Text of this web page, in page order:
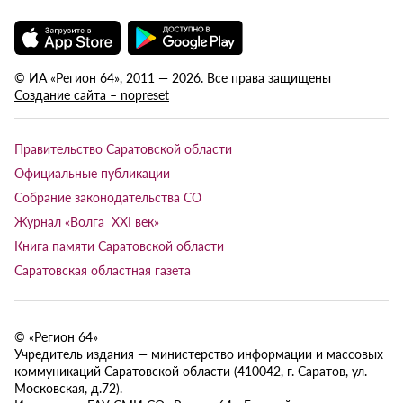
© ИА «Регион 64», 2011 — 2026. Все права защищены
Создание сайта – nopreset
Правительство Саратовской области
Официальные публикации
Собрание законодательства СО
Журнал «Волга XXI век»
Книга памяти Саратовской области
Саратовская областная газета
© «Регион 64»
Учредитель издания — министерство информации и массовых
коммуникаций Саратовской области (410042, г. Саратов, ул.
Московская, д.72).